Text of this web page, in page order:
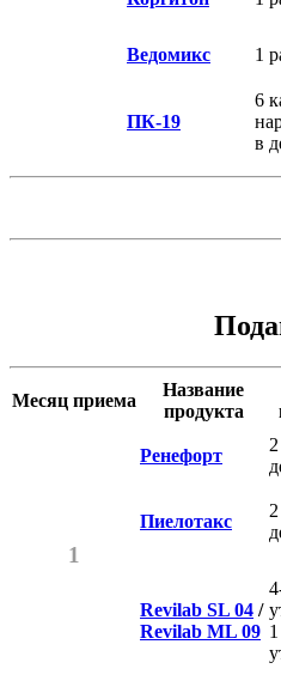
Ведомикс
1
ПК-19
6
в
Месяц приема
Название
продукта
1
Ренефорт
Пиелотакс
Revilab SL 04 /
Revilab ML 09